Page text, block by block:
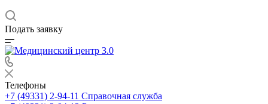
Подать заявку
Телефоны
+7 (49331) 2-94-11 Справочная служба